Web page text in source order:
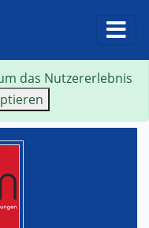
das Nutzererlebnis